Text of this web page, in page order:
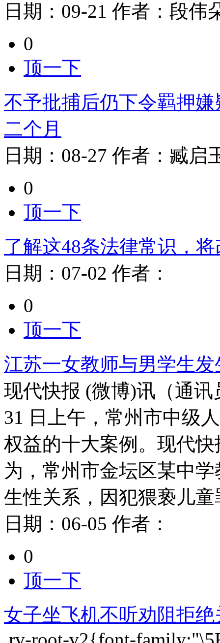
日期： 09-21 作者： 段伟
0
顶一下
不予批捕后仍下令羁押
二个月
日期： 08-27 作者： 臧启
0
顶一下
了解这48条法律常识，
日期： 07-02 作者：
0
顶一下
江苏一女教师与男学生
现代快报 (微博)讯（通
31 日上午，常州市中级
权益的十大案例。现代
为，常州市金坛区某中
生性关系，因犯猥亵儿
日期： 06-05 作者：
0
顶一下
女子坐飞机不听劝阻拒